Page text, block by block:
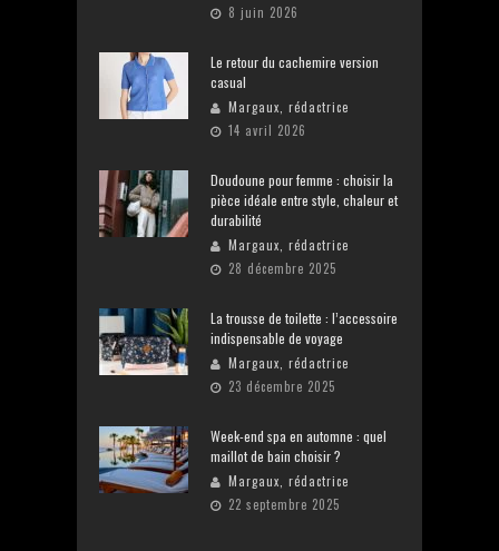
8 juin 2026
Le retour du cachemire version
casual
Margaux, rédactrice
14 avril 2026
Doudoune pour femme : choisir la
pièce idéale entre style, chaleur et
durabilité
Margaux, rédactrice
28 décembre 2025
La trousse de toilette : l’accessoire
indispensable de voyage
Margaux, rédactrice
23 décembre 2025
Week-end spa en automne : quel
maillot de bain choisir ?
Margaux, rédactrice
22 septembre 2025